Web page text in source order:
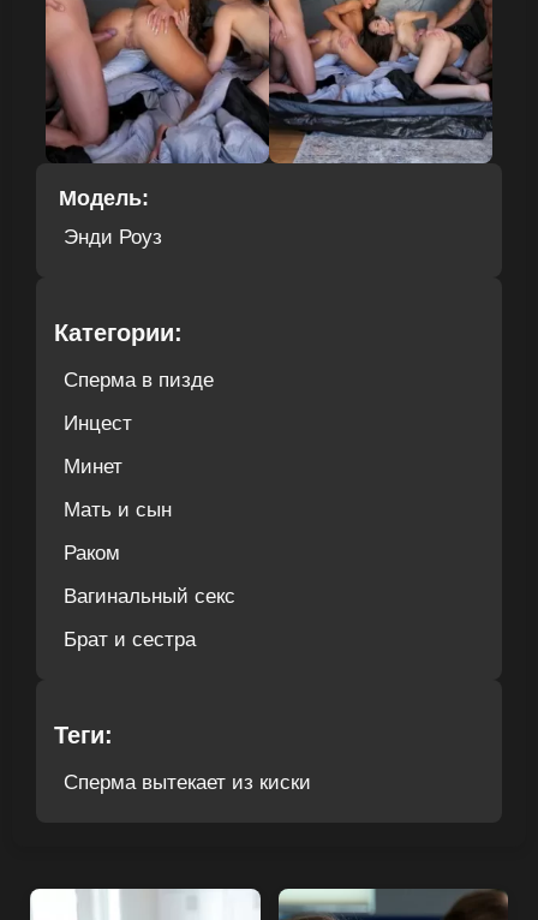
Модель:
Энди Роуз
Категории:
Сперма в пизде
Инцест
Минет
Мать и сын
Раком
Вагинальный секс
Брат и сестра
Теги:
Сперма вытекает из киски